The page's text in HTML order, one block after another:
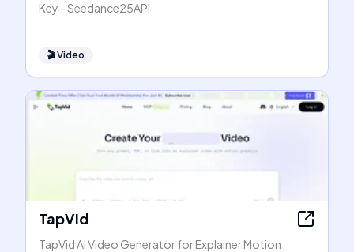
Key - Seedance25API
🎬Video
TapVid
TapVid AI Video Generator for Explainer Motion